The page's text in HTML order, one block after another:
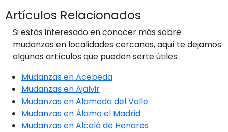
Artículos Relacionados
Si estás interesado en conocer más sobre
mudanzas en localidades cercanas, aquí te dejamos
algunos artículos que pueden serte útiles:
Mudanzas en Acebeda
Mudanzas en Ajalvir
Mudanzas en Alameda del Valle
Mudanzas en Álamo el Madrid
Mudanzas en Alcalá de Henares